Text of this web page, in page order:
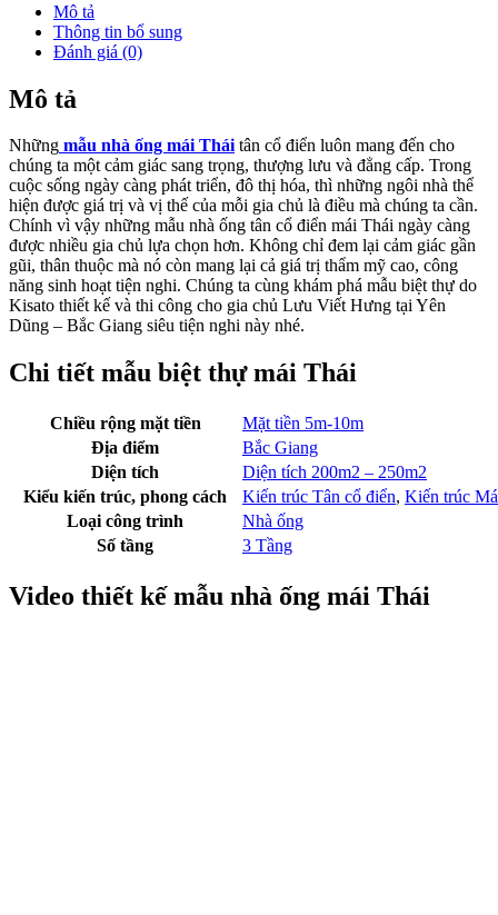
Mô tả
Thông tin bổ sung
Đánh giá (0)
Mô tả
Những mẫu nhà ống mái Tháitân cổ điển luôn mang đến cho
chúng ta một cảm giác sang trọng, thượng lưu và đẳng cấp. Trong
cuộc sống ngày càng phát triển, đô thị hóa, thì những ngôi nhà thể
hiện được giá trị và vị thế của mỗi gia chủ là điều mà chúng ta cần.
Chính vì vậy những mẫu nhà ống tân cổ điển mái Thái ngày càng
được nhiều gia chủ lựa chọn hơn. Không chỉ đem lại cảm giác gần
gũi, thân thuộc mà nó còn mang lại cả giá trị thẩm mỹ cao, công
năng sinh hoạt tiện nghi. Chúng ta cùng khám phá mẫu biệt thự do
Kisato thiết kế và thi công cho gia chủ Lưu Viết Hưng tại Yên
Dũng – Bắc Giang siêu tiện nghi này nhé.
Chi tiết mẫu biệt thự mái Thái
Chiều rộng mặt tiền
Mặt tiền 5m-10m
Địa điểm
Bắc Giang
Diện tích
Diện tích 200m2 – 250m2
Kiểu kiến trúc, phong cách
Kiến trúc Tân cổ điển, Kiến trúc
Loại công trình
Nhà ống
Số tầng
3 Tầng
Video thiết kế mẫu nhà ống mái Thái